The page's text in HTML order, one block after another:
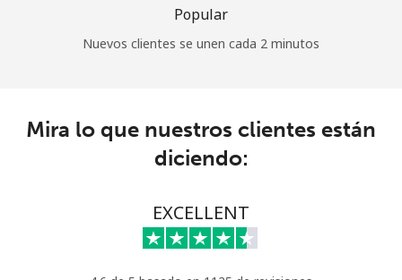
Popular
Nuevos clientes se unen cada 2 minutos
Mira lo que nuestros clientes están
diciendo:
EXCELLENT